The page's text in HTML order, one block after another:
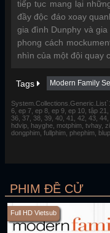
tiếp tục mang lại
đầy độc đáo xoay
gia đình Dunphy và
phong cách
nhìn của một đội quay
Tags Modern Family
6, ep 7, ep 8, ep 9, ep 10, tập
36, 37, 38, 39, 40, 41, 42, 43,
hdvip, hayghe, motphim, tvhay,
dongphim, fullphim, phephim,
PHIM ĐỀ CỬ
Full HD Vietsub